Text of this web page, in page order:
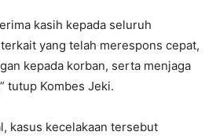
kasih kepada seluruh
yang telah merespons cepat,
kepada korban, serta menjaga
tutup Kombes Jeki.
kasus kecelakaan tersebut